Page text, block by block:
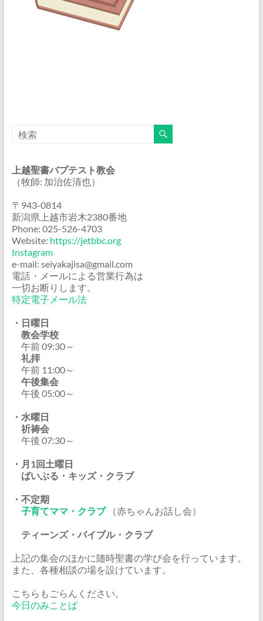
上越聖書バプテスト教会
（牧師: 加治佐清也）
〒943-0814
新潟県上越市岩木2380番地
Phone: 025-526-4703
Website: https://jetbbc.org
Instagram
e-mail: seiyakajisa@gmail.com
電話・メールによる営業行為は
一切お断りします。
特定電子メール法
・日曜日
教会学校
午前 09:30～
礼拝
午前 11:00～
午後集会
午後 05:00～
・水曜日
祈祷会
午後 07:30～
・月1回土曜日
ばいぶる・キッズ・クラブ
・不定期
子育てママ・クラブ（赤ちゃんお話し会）
ティーンズ・バイブル・クラブ
上記の集会のほかに随時聖書の学び会を行っています。
また、各種相談の場を設けています。
こちらもごらんください。
今日のみことば